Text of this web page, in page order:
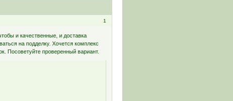
1
и качественные, и доставка
на подделку. Хочется комплекс
Посоветуйте проверенный вариант.